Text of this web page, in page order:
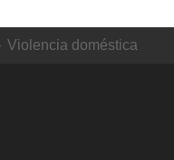
Violencia doméstica